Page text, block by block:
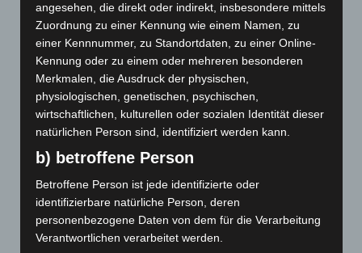
Clown), das für den Einzelnen oft zu schnell wird. Er hat
die zu großen Schuhe des Roten Clowns an den Füßen
und kommt nicht mit. Er stolpert und holt sich dabei die
blutig, rote Nase.
Fazit
Zu den Schlussfolgerungen, was diese Einsichten mit
„Körper – Seele – Geist“ zu tun haben schweigt sich
Herr Weihe aus. Ich kann hier also nur meine eigenen
Gedanken anbieten.
Der Clown ist ein Spiegel des Menschen, insofern er
angesehen, die direkt oder indirekt, insbesondere mittels
Zuordnung zu einer Kennung wie einem Namen, zu
einer Kennnummer, zu Standortdaten, zu einer Online-
Kennung oder zu einem oder mehreren besonderen
Merkmalen, die Ausdruck der physischen,
physiologischen, genetischen, psychischen,
wirtschaftlichen, kulturellen oder sozialen Identität dieser
natürlichen Person sind, identifiziert werden kann.
b) betroffene Person
Betroffene Person ist jede identifizierte oder
identifizierbare natürliche Person, deren
personenbezogene Daten von dem für die Verarbeitung
Verantwortlichen verarbeitet werden.